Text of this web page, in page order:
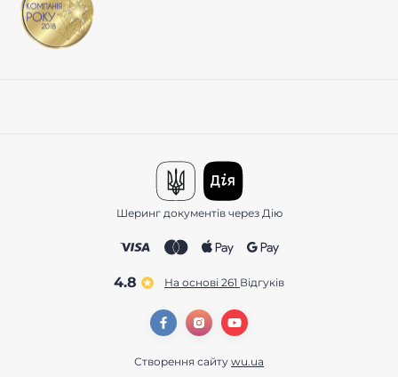
Шеринг документів через Дію
4.8 На основі 261 відгуків
Створення сайту wu.ua